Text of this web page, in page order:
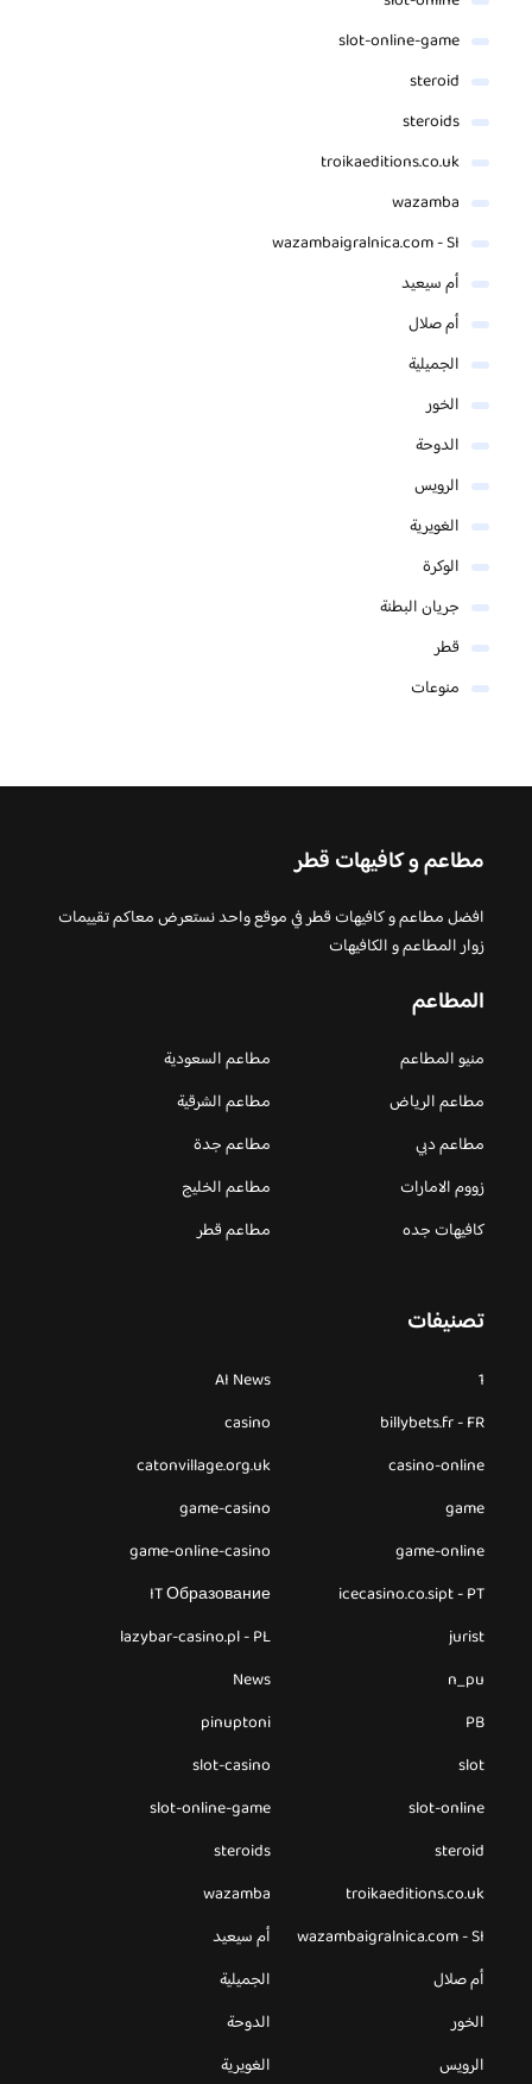
slot-online-game
steroid
steroids
troikaeditions.co.uk
wazamba
wazambaigralnica.com - SI
أم سيعيد
أم صلال
الجميلية
الخور
الدوحة
الرويس
الغويرية
الوكرة
جريان البطنة
قطر
منوعات
مطاعم و كافيهات قطر
افضل مطاعم و كافيهات قطر في موقع واحد نستعرض معاكم تقييمات
زوار المطاعم و الكافيهات
المطاعم
منيو المطاعم
مطاعم السعودية
مطاعم الرياض
مطاعم الشرقية
مطاعم دبي
مطاعم جدة
زووم الامارات
مطاعم الخليج
كافيهات جده
مطاعم قطر
تصنيفات
1
AI News
billybets.fr - FR
casino
casino-online
catonvillage.org.uk
game
game-casino
game-online
game-online-casino
icecasino.co.sipt - PT
IT Образование
jurist
lazybar-casino.pl - PL
n_pu
News
PB
pinuptoni
slot
slot-casino
slot-online
slot-online-game
steroid
steroids
troikaeditions.co.uk
wazamba
wazambaigralnica.com - SI
أم سيعيد
أم صلال
الجميلية
الخور
الدوحة
الرويس
الغويرية